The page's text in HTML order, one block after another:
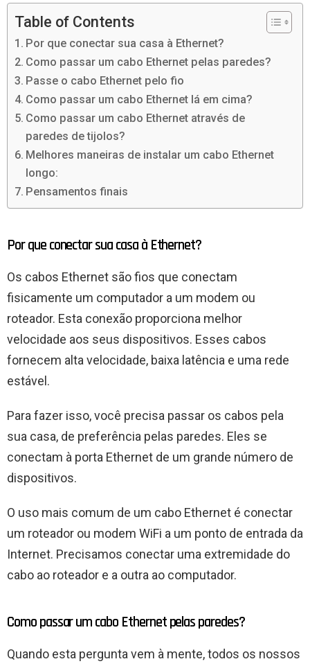
Table of Contents
Por que conectar sua casa à Ethernet?
Como passar um cabo Ethernet pelas paredes?
Passe o cabo Ethernet pelo fio
Como passar um cabo Ethernet lá em cima?
Como passar um cabo Ethernet através de
paredes de tijolos?
Melhores maneiras de instalar um cabo Ethernet
longo:
Pensamentos finais
Por que conectar sua casa à Ethernet?
Os cabos Ethernet são fios que conectam
fisicamente um computador a um modem ou
roteador. Esta conexão proporciona melhor
velocidade aos seus dispositivos. Esses cabos
fornecem alta velocidade, baixa latência e uma rede
estável.
Para fazer isso, você precisa passar os cabos pela
sua casa, de preferência pelas paredes. Eles se
conectam à porta Ethernet de um grande número de
dispositivos.
O uso mais comum de um cabo Ethernet é conectar
um roteador ou modem WiFi a um ponto de entrada da
Internet. Precisamos conectar uma extremidade do
cabo ao roteador e a outra ao computador.
Como passar um cabo Ethernet pelas paredes?
Quando esta pergunta vem à mente, todos os nossos